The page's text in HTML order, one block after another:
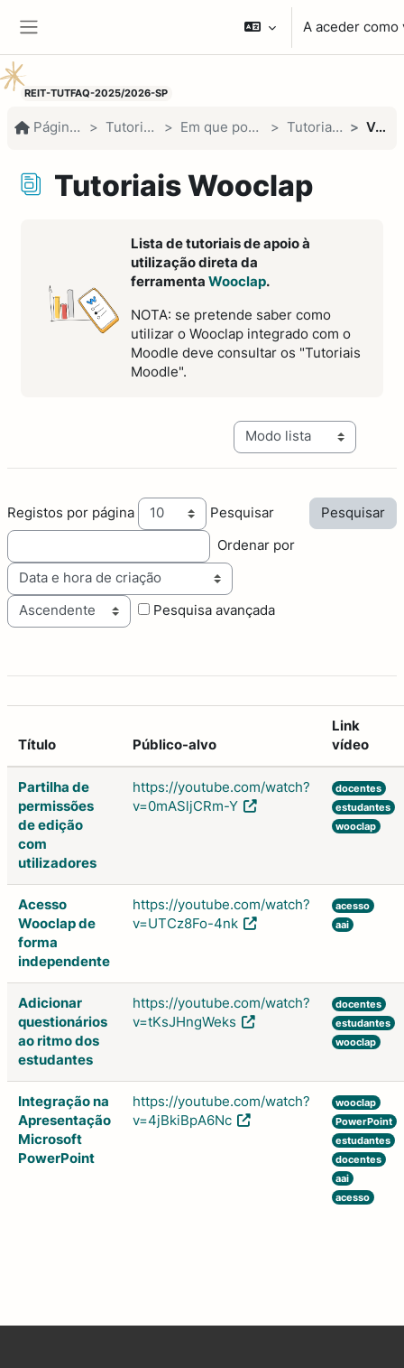
A aceder como
REIT-TUTFAQ-2025/2026-SP
Página principal Tutoriais e FAQs Em que podemos ajudar? Tutoriais Wooclap Ver lista
Tutoriais Wooclap
Lista de tutoriais de apoio à
utilização direta da
ferramenta Wooclap.
NOTA: se pretende saber como
utilizar o Wooclap integrado com o
Moodle deve consultar os "Tutoriais
Moodle".
Navegação terciária do
Registos por página
Pesquisar
Ordenar por
Pesquisa avançada
Título Público-alvo
Link
vídeo
Partilha de
permissões
de edição
com
utilizadores
https://youtube.com/watch?
v=0mASljCRm-Y
docentes
estudantes
wooclap
Acesso
Wooclap de
forma
independente
https://youtube.com/watch?
v=UTCz8Fo-4nk
acesso
aai
Adicionar
questionários
ao ritmo dos
estudantes
https://youtube.com/watch?
v=tKsJHngWeks
docentes
estudantes
wooclap
Integração na
Apresentação
Microsoft
PowerPoint
https://youtube.com/watch?
v=4jBkiBpA6Nc
wooclap
PowerPoint
estudantes
docentes
aai
acesso